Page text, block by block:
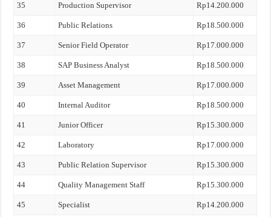
35 Production Supervisor Rp14.200.000
36 Public Relations Rp18.500.000
37 Senior Field Operator Rp17.000.000
38 SAP Business Analyst Rp18.500.000
39 Asset Management Rp17.000.000
40 Internal Auditor Rp18.500.000
41 Junior Officer Rp15.300.000
42 Laboratory Rp17.000.000
43 Public Relation Supervisor Rp15.300.000
44 Quality Management Staff Rp15.300.000
45 Specialist Rp14.200.000